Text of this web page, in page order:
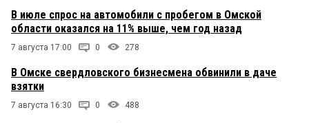
В июле спрос на автомобили с пробегом в Омской
области оказался на 11% выше, чем год назад
7 августа 17:00 0 278
В Омске свердловского бизнесмена обвинили в даче
взятки
7 августа 16:30 0 488